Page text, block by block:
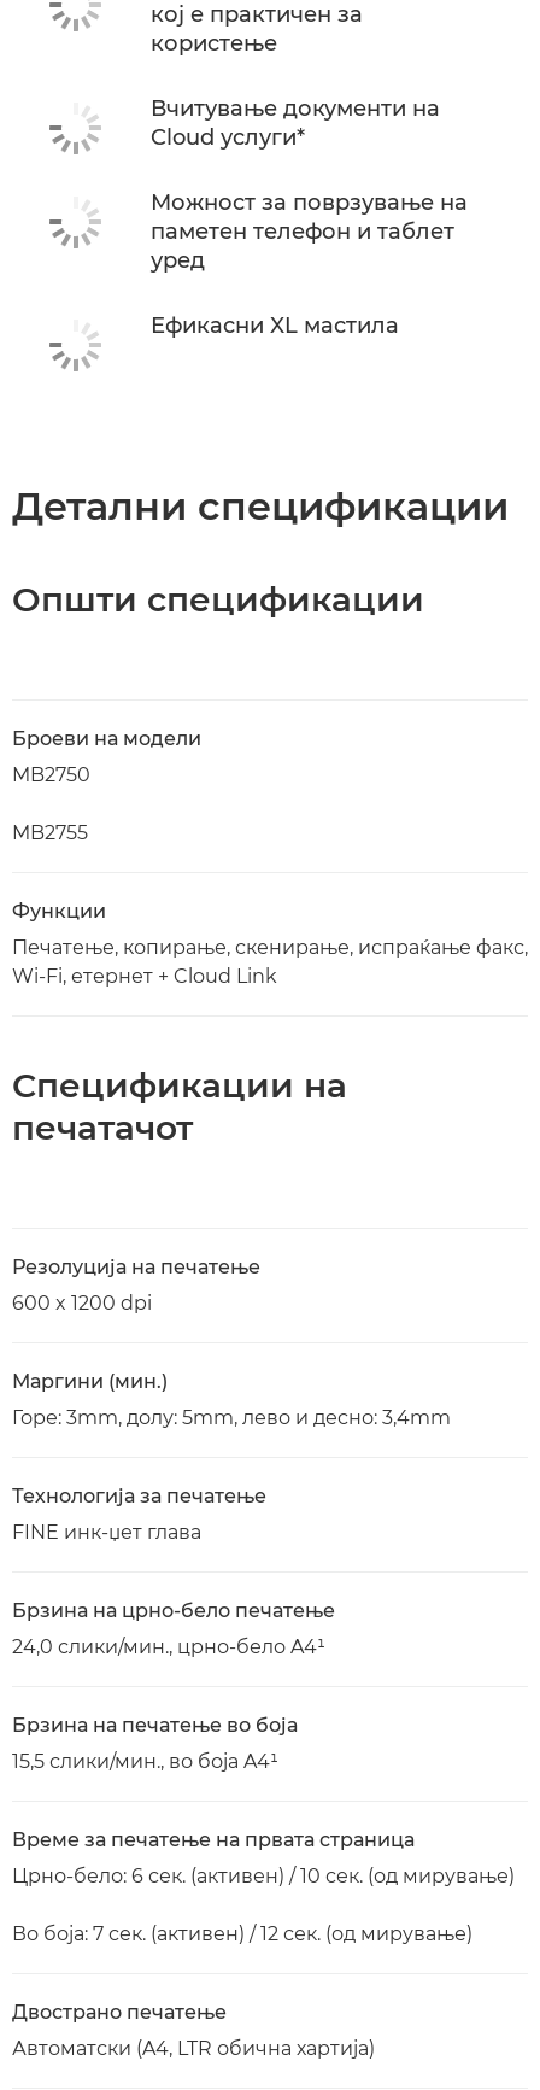
кој е практичен за
користење
Вчитување документи на
Cloud услуги*
Можност за поврзување на
паметен телефон и таблет
уред
Ефикасни XL мастила
Детални спецификации
Општи спецификации
Броеви на модели
MB2750
MB2755
Функции
Печатење, копирање, скенирање, испраќање факс,
Wi-Fi, етернет + Cloud Link
Спецификации на
печатачот
Резолуција на печатење
600 x 1200 dpi
Маргини (мин.)
Горе: 3mm, долу: 5mm, лево и десно: 3,4mm
Технологија за печатење
FINE инк-џет глава
Брзина на црно-бело печатење
24,0 слики/мин., црно-бело A4¹
Брзина на печатење во боја
15,5 слики/мин., во боја A4¹
Време за печатење на првата страница
Црно-бело: 6 сек. (активен) / 10 сек. (од мирување)
Во боја: 7 сек. (активен) / 12 сек. (од мирување)
Двострано печатење
Автоматски (A4, LTR обична хартија)